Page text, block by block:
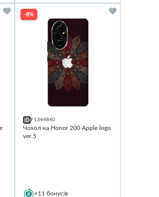
-8%
F1344840
Чохол на Honor 200 Apple logo
ver.5
+11 бонусів